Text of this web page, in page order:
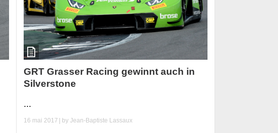
GRT Grasser Racing gewinnt auch in
Silverstone
...
16 mai 2017 | byJean-Baptiste Lassaux